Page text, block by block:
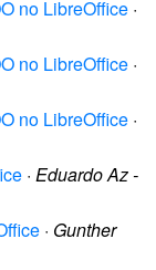
no LibreOffice ·
no LibreOffice ·
no LibreOffice ·
· Eduardo Az -
· Gunther